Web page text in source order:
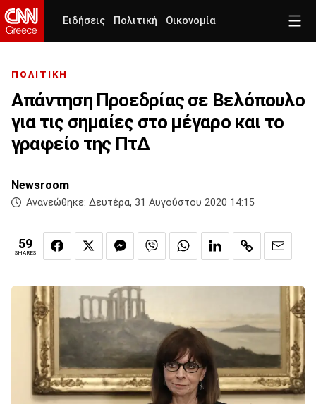
Ειδήσεις Πολιτική Οικονομία
ΠΟΛΙΤΙΚΗ
Απάντηση Προεδρίας σε Βελόπουλο
για τις σημαίες στο μέγαρο και το
γραφείο της ΠτΔ
Newsroom
Ανανεώθηκε: Δευτέρα, 31 Αυγούστου 2020 14:15
59
SHARES